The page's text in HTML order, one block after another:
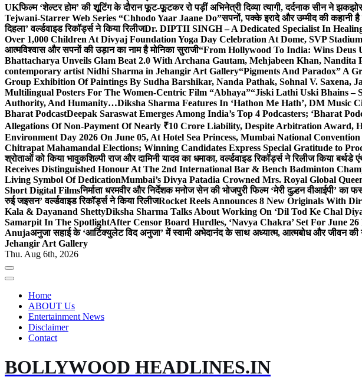
UKफिल्म ‘शेल्टर होम’ की शूटिंग के दौरान फूट-फूटकर रो पड़ीं अभिनेत्री दिव्या त्यागी, दर्दनाक सीन ने
Tejwani-Starrer Web Series “Chhodo Yaar Jaane Do”सपनों, पक्के इरादे और उम्मीद की कहानी है
दिहला’ वर्ल्डवाइड रिकॉर्ड्स ने किया रिलीजDr. DIPTII SINGH – A Dedicated Specialist In
Over 1,000 Children At Divyaj Foundation Yoga Day Celebration At Dome, SVP
आत्मविश्वास और सपनों की उड़ान का नाम है मोनिका सुराजी“From Hollywood To India: Wins Deus
Bhattacharya Unveils Glam Beat 2.0 With Archana Gautam, Mehjabeen Khan,
contemporary artist Nidhi Sharma in Jehangir Art Gallery“Pigments And Paradox” A
Group Exhibition Of Paintings By Sudha Barshikar, Nanda Pathak, Sohnal V. Saxena,
Multilingual Posters For The Women-Centric Film “Abhaya”“Jiski Lathi Uski Bhains –
Authority, And Humanity…Diksha Sharma Features In ‘Hathon Me Hath’, DM Music
Bharat PodcastDeepak Saraswat Emerges Among India’s Top 4 Podcasters; ‘Bharat
Allegations Of Non-Payment Of Nearly ₹10 Crore Liability, Despite Arbitration Award,
Environment Day 2026 On June 05, At Hotel Sea Princess, Mumbai National
Chitrapat Mahamandal Elections; Winning Candidates Express Special Gratitude to
श्रोताओं को किया भावुकशिल्पी राज और दामिनी यादव का धमाका, वर्ल्डवाइड रिकॉर्ड्स ने रिलीज किया बर्थडे
Receives Distinguished Honour At The 2nd International Bar & Bench Badminton
Living Symbol Of DedicationMumbai’s Divya Patadia Crowned Mrs. Royal Global
Short Digital Filmsनिर्माता धरमवीर और निर्देशक मनोज सेन की भोजपुरी फिल्म ‘मेरी दुल्हन वीआईपी’
रुई जइसन’ वर्ल्डवाइड रिकॉर्ड्स ने किया रिलीजRocket Reels Announces 8 New Originals With
Kala & Dayanand ShettyDiksha Sharma Talks About Working On ‘Dil Tod Ke Chal
Samarpit In The SpotlightAfter Censor Board Hurdles, ‘Navya Chakra’ Set For June 26
Anujaअनुजा सहाई के ‘आर्टिक्युलेट विद अनुजा’ में स्वामी अभेदानंद के साथ अध्यात्म, आत्मबोध और जीवन की
Jehangir Art Gallery
Thu. Aug 6th, 2026
Home
ABOUT Us
Entertainment News
Disclaimer
Contact
BOLLYWOOD HEADLINES.IN